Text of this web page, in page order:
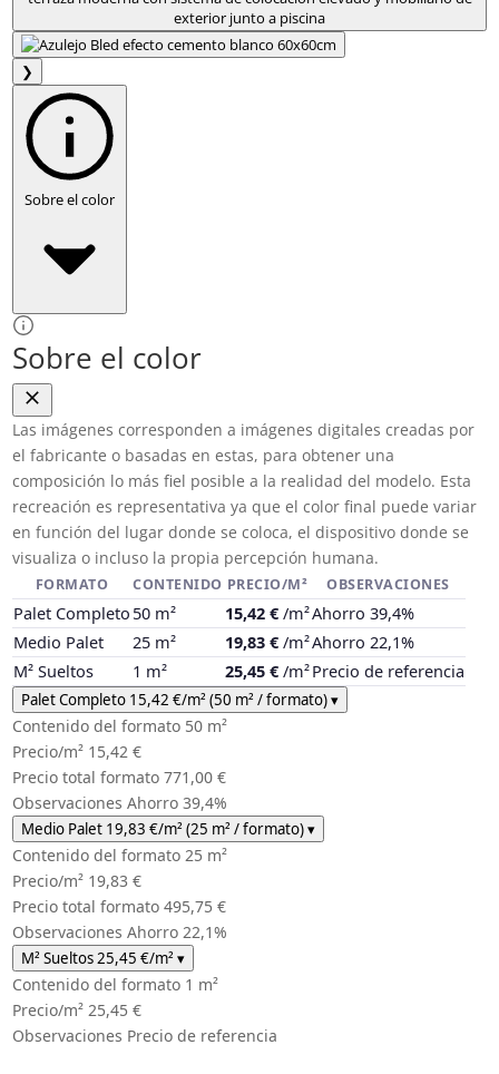
❯
Sobre el color
Sobre el color
Las imágenes corresponden a imágenes digitales creadas por
el fabricante o basadas en estas, para obtener una
composición lo más fiel posible a la realidad del modelo. Esta
recreación es representativa ya que el color final puede variar
en función del lugar donde se coloca, el dispositivo donde se
visualiza o incluso la propia percepción humana.
FORMATO CONTENIDO PRECIO/M² OBSERVACIONES
Palet Completo 50 m² 15,42 € /m²Ahorro 39,4%
Medio Palet
25 m² 19,83 € /m²Ahorro 22,1%
M² Sueltos
1 m² 25,45 € /m²Precio de referencia
Palet Completo 15,42 €/m² (50 m² / formato)▾
Contenido del formato 50 m²
Precio/m² 15,42 €
Precio total formato 771,00 €
Observaciones Ahorro 39,4%
Medio Palet 19,83 €/m² (25 m² / formato)▾
Contenido del formato 25 m²
Precio/m² 19,83 €
Precio total formato 495,75 €
Observaciones Ahorro 22,1%
M² Sueltos25,45 €/m² ▾
Contenido del formato 1 m²
Precio/m² 25,45 €
Observaciones Precio de referencia